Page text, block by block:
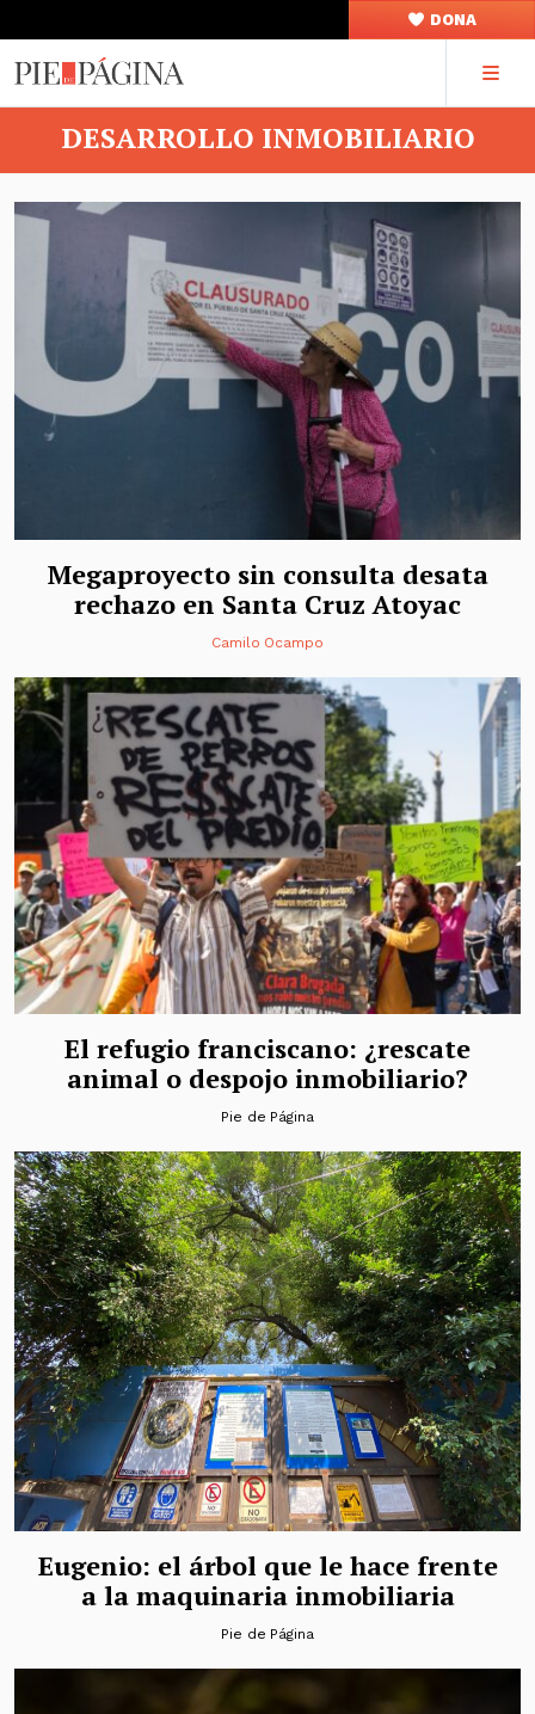
DONA
DESARROLLO INMOBILIARIO
Megaproyecto sin consulta desata
rechazo en Santa Cruz Atoyac
Camilo Ocampo
El refugio franciscano: ¿rescate
animal o despojo inmobiliario?
Pie de Página
Eugenio: el árbol que le hace frente
a la maquinaria inmobiliaria
Pie de Página